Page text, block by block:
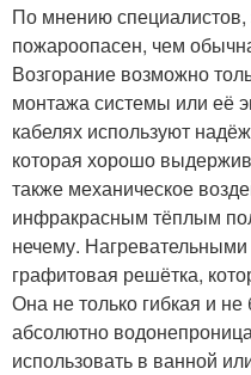
По мнению специалистов,
пожароопасен, чем
Возгорание возможно
монтажа системы или её
кабелях используют
которая хорошо
также механическое
инфракрасным тёплым
нечему.
графитовая решётка,
Она не только гибкая и не
абсолютно
использовать в ванной